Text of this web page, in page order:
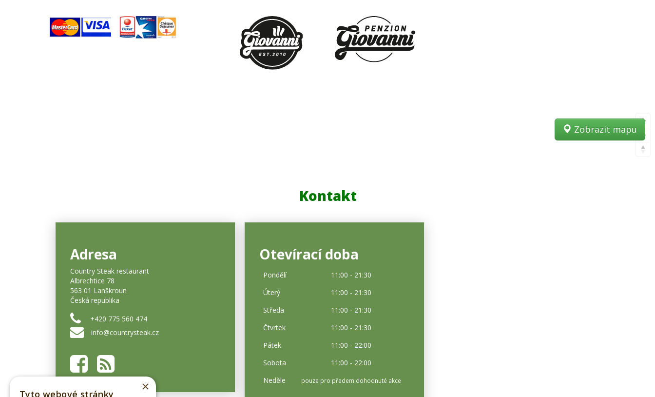
Kontakt
Adresa
Country Steak restaurant
Albrechtice 78
563 01 Lanškroun
Česká republika
+420 775 560 474
info@countrysteak.cz
Otevírací doba
Pondělí
11:00 - 21:30
Úterý
11:00 - 21:30
Středa
11:00 - 21:30
Čtvrtek
11:00 - 21:30
Pátek
11:00 - 22:00
Sobota
11:00 - 22:00
Neděle
pouze pro předem dohodnuté akce
Zobrazit mapu
×
Tyto webové stránky